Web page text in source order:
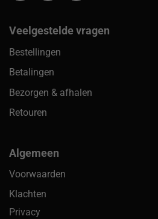
Veelgestelde vragen
Bestellingen
Betalingen
Bezorgen & afhalen
Retouren
Algemeen
Voorwaarden
Klachten
Privacy